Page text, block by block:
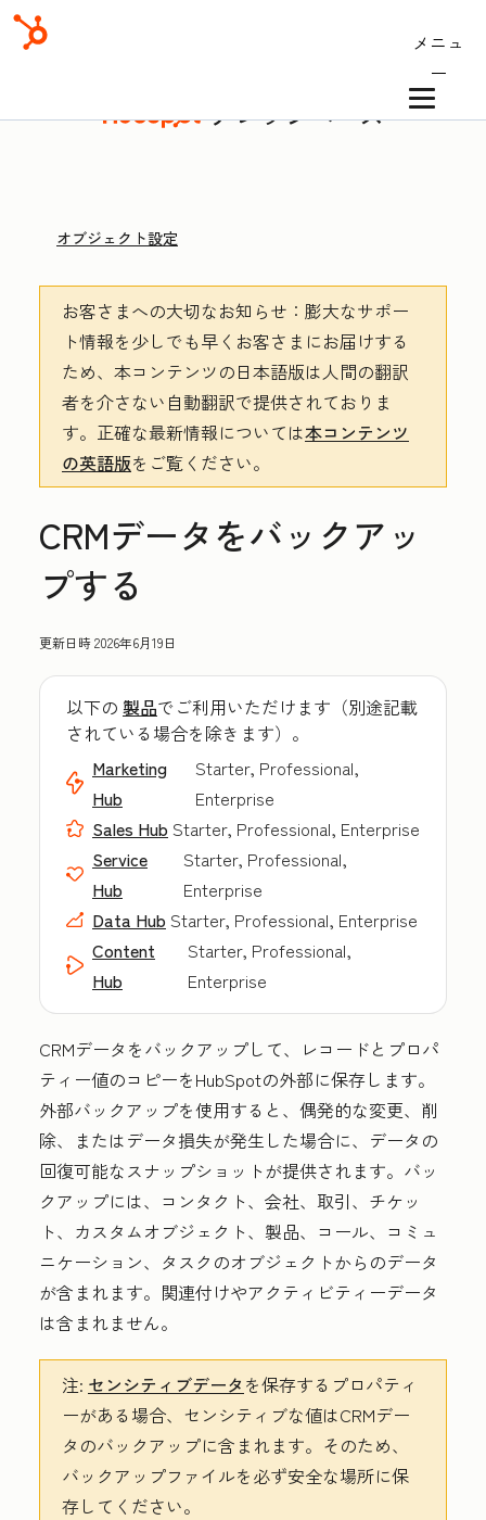
メニュ
ー
ナレッジベース
オブジェクト設定
お客さまへの大切なお知らせ ：膨大なサポー
ト情報を少しでも早くお客さまにお届けする
ため、本コンテンツの日本語版は人間の翻訳
者を介さない自動翻訳で提供されておりま
す。 正確な最新情報については本コンテンツ
の英語版をご覧ください。
CRMデータをバックアッ
プする
更新日時2026年6月19日
以下の 製品でご利用いただけます（別途記載
されている場合を除きます）。
Marketing
Hub
Starter, Professional,
Enterprise
Sales Hub Starter, Professional, Enterprise
Service
Hub
Starter, Professional,
Enterprise
Data Hub Starter, Professional, Enterprise
Content
Hub
Starter, Professional,
Enterprise
CRMデータをバックアップして、レコードとプロパ
ティー値のコピーをHubSpotの外部に保存します。
外部バックアップを使用すると、偶発的な変更、削
除、またはデータ損失が発生した場合に、データの
回復可能なスナップショットが提供されます。バッ
クアップには、コンタクト、会社、取引、チケッ
ト、カスタムオブジェクト、製品、コール、コミュ
ニケーション、タスクのオブジェクトからのデータ
が含まれます。関連付けやアクティビティーデータ
は含まれません。
注: センシティブデータ を保存するプロパティ
ーがある場合、センシティブな値はCRMデー
タのバックアップに含まれます。そのため、
バックアップファイルを必ず安全な場所に保
存してください。